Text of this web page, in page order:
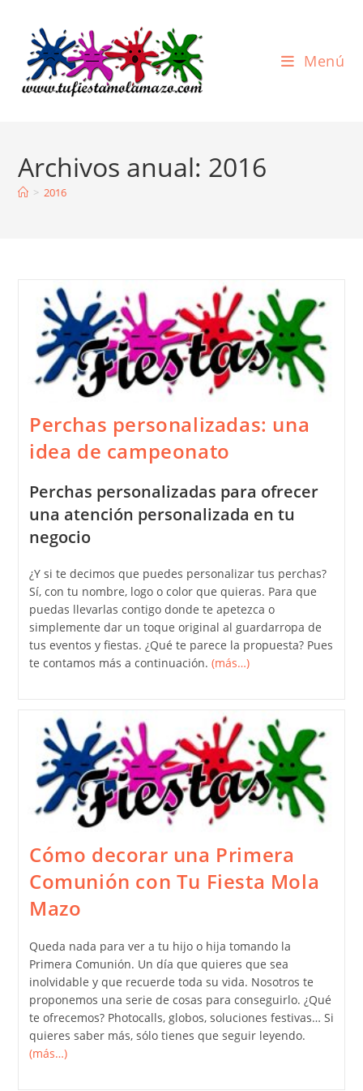
contenido
Menú
Archivos anual: 2016
> 2016
Perchas personalizadas: una
idea de campeonato
Perchas personalizadas para ofrecer
una atención personalizada en tu
negocio
¿Y si te decimos que puedes personalizar tus perchas?
Sí, con tu nombre, logo o color que quieras. Para que
puedas llevarlas contigo donde te apetezca o
simplemente dar un toque original al guardarropa de
tus eventos y fiestas. ¿Qué te parece la propuesta? Pues
te contamos más a continuación. (más…)
Cómo decorar una Primera
Comunión con Tu Fiesta Mola
Mazo
Queda nada para ver a tu hijo o hija tomando la
Primera Comunión. Un día que quieres que sea
inolvidable y que recuerde toda su vida. Nosotros te
proponemos una serie de cosas para conseguirlo. ¿Qué
te ofrecemos? Photocalls, globos, soluciones festivas… Si
quieres saber más, sólo tienes que seguir leyendo.
(más…)